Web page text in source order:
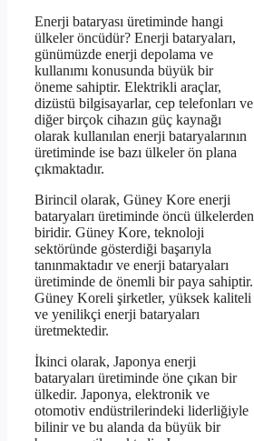
Enerji bataryası üretiminde hangi
ülkeler öncüdür? Enerji bataryaları,
günümüzde enerji depolama ve
kullanımı konusunda büyük bir
öneme sahiptir. Elektrikli araçlar,
dizüstü bilgisayarlar, cep telefonları ve
diğer birçok cihazın güç kaynağı
olarak kullanılan enerji bataryalarının
üretiminde ise bazı ülkeler ön plana
çıkmaktadır.
Birincil olarak, Güney Kore enerji
bataryaları üretiminde öncü ülkelerden
biridir. Güney Kore, teknoloji
sektöründe gösterdiği başarıyla
tanınmaktadır ve enerji bataryaları
üretiminde de önemli bir paya sahiptir.
Güney Koreli şirketler, yüksek kaliteli
ve yenilikçi enerji bataryaları
üretmektedir.
İkinci olarak, Japonya enerji
bataryaları üretiminde öne çıkan bir
ülkedir. Japonya, elektronik ve
otomotiv endüstrilerindeki liderliğiyle
bilinir ve bu alanda da büyük bir